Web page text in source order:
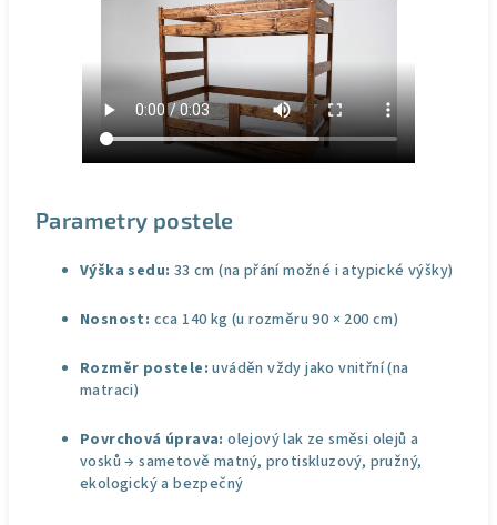
Parametry postele
Výška sedu: 33 cm (na přání možné i atypické výšky)
Nosnost: cca 140 kg (u rozměru 90 × 200 cm)
Rozměr postele: uváděn vždy jako vnitřní (na
matraci)
Povrchová úprava: olejový lak ze směsi olejů a
vosků → sametově matný, protiskluzový, pružný,
ekologický a bezpečný